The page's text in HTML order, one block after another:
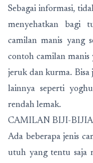
Sebagai informasi,
menyehatkan bagi
camilan manis yang
contoh camilan manis
jeruk dan kurma. Bisa
lainnya seperti
rendah lemak.
CAMILAN BIJI-
Ada beberapa jenis
utuh yang tentu saja